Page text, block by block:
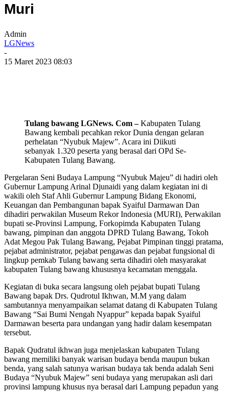
Muri
Admin
LGNews
-
15 Maret 2023 08:03
Tulang bawang LGNews. Com –Kabupaten Tulang
Bawang kembali pecahkan rekor Dunia dengan gelaran
perhelatan “Nyubuk Majew”. Acara ini Diikuti
sebanyak 1.320 peserta yang berasal dari OPd Se-
Kabupaten Tulang Bawang.
Pergelaran Seni Budaya Lampung “Nyubuk Majeu” di hadiri oleh
Gubernur Lampung Arinal Djunaidi yang dalam kegiatan ini di
wakili oleh Staf Ahli Gubernur Lampung Bidang Ekonomi,
Keuangan dan Pembangunan bapak Syaiful Darmawan Dan
dihadiri perwakilan Museum Rekor Indonesia (MURI), Perwakilan
bupati se-Provinsi Lampung, Forkopimda Kabupaten Tulang
bawang, pimpinan dan anggota DPRD Tulang Bawang, Tokoh
Adat Megou Pak Tulang Bawang, Pejabat Pimpinan tinggi pratama,
pejabat administrator, pejabat pengawas dan pejabat fungsional di
lingkup pemkab Tulang bawang serta dihadiri oleh masyarakat
kabupaten Tulang bawang khususnya kecamatan menggala.
Kegiatan di buka secara langsung oleh pejabat bupati Tulang
Bawang bapak Drs. Qudrotul Ikhwan, M.M yang dalam
sambutannya menyampaikan selamat datang di Kabupaten Tulang
Bawang “Sai Bumi Nengah Nyappur” kepada bapak Syaiful
Darmawan beserta para undangan yang hadir dalam kesempatan
tersebut.
Bapak Qudratul ikhwan juga menjelaskan kabupaten Tulang
bawang memiliki banyak warisan budaya benda maupun bukan
benda, yang salah satunya warisan budaya tak benda adalah Seni
Budaya “Nyubuk Majew” seni budaya yang merupakan asli dari
provinsi lampung khusus nya berasal dari Lampung pepadun yang